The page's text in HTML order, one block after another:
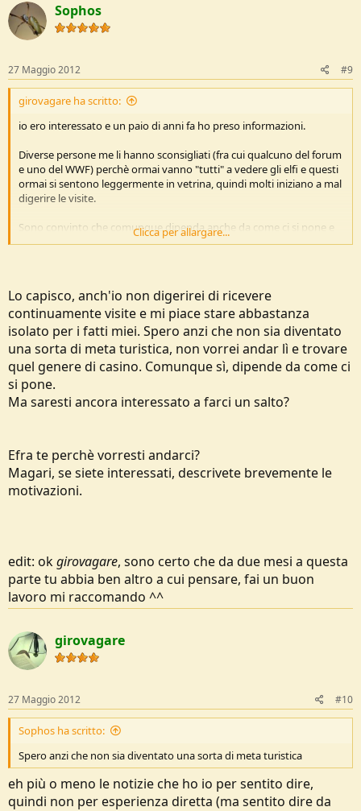
Sophos
27 Maggio 2012 #9
girovagare ha scritto:
io ero interessato e un paio di anni fa ho preso informazioni.
Diverse persone me li hanno sconsigliati (fra cui qualcuno del forum
e uno del WWF) perchè ormai vanno "tutti" a vedere gli elfi e questi
ormai si sentono leggermente in vetrina, quindi molti iniziano a mal
digerire le visite.
Sono convinto che comunque dipenda anche da come ci si pone e
in che periodo si va; forse se si va in periodi in cui più gente si
Clicca per allargare...
Lo capisco, anch'io non digerirei di ricevere
continuamente visite e mi piace stare abbastanza
isolato per i fatti miei. Spero anzi che non sia diventato
una sorta di meta turistica, non vorrei andar lì e trovare
quel genere di casino. Comunque sì, dipende da come ci
si pone.
Ma saresti ancora interessato a farci un salto?
Efra te perchè vorresti andarci?
Magari, se siete interessati, descrivete brevemente le
motivazioni.
edit: okgirovagare, sono certo che da due mesi a questa
parte tu abbia ben altro a cui pensare, fai un buon
lavoro mi raccomando ^^
girovagare
27 Maggio 2012 #10
Sophos ha scritto:
Spero anzi che non sia diventato una sorta di meta turistica
eh più o meno le notizie che ho io per sentito dire,
quindi non per esperienza diretta (ma sentito dire da